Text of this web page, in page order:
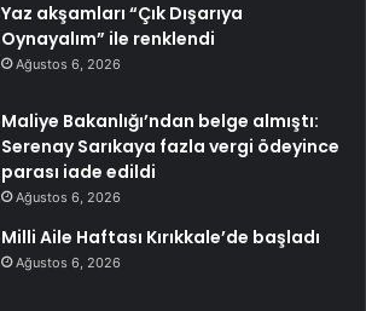
Yaz akşamları “Çık Dışarıya
Oynayalım” ile renklendi
Ağustos 6, 2026
Maliye Bakanlığı’ndan belge almıştı:
Serenay Sarıkaya fazla vergi ödeyince
parası iade edildi
Ağustos 6, 2026
Milli Aile Haftası Kırıkkale’de başladı
Ağustos 6, 2026